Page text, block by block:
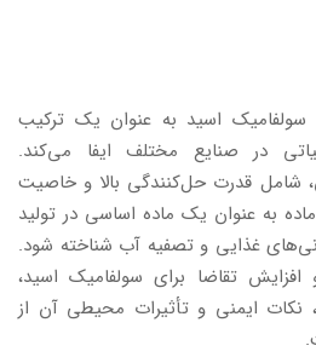
اسید به عنوان یک ترکیب
در صنایع مختلف ایفا می‌کند.
شامل قدرت حل‌کنندگی بالا و خاصیت
به عنوان یک ماده اساسی در تولید
غذایی و تصفیه آب شناخته شود.
تقاضا برای سولفامیک اسید،
نکات ایمنی و تأثیرات محیطی آن از